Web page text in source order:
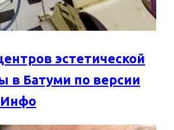
эстетической
в Батуми по версии